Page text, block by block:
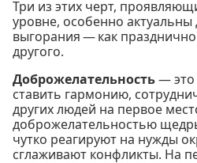
Три из этих черт,
уровне, особенно актуальны
выгорания — как
другого.
Доброжелательность— это
ставить гармонию,
других людей на первое
доброжелательностью
чутко реагируют на нужды
сглаживают конфликты. На